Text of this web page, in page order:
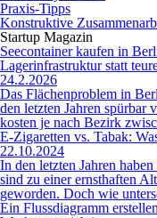
Praxis-Tipps
Konstruktive
Startup Magazin
Seecontainer kaufen in
Lagerinfrastruktur statt
24.2.2026
Das Flächenproblem in
den letzten Jahren spürbar
kosten je nach Bezirk
E-Zigaretten vs. Tabak:
22.10.2024
In den letzten Jahren
sind zu einer ernsthaften
geworden. Doch wie
Ein Flussdiagramm